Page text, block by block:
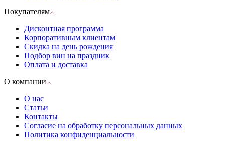
Покупателям
Дисконтная программа
Корпоративным клиентам
Скидка на день рождения
Подбор вин на праздник
Оплата и доставка
О компании
О нас
Статьи
Контакты
Согласие на обработку персональных данных
Политика конфиденциальности